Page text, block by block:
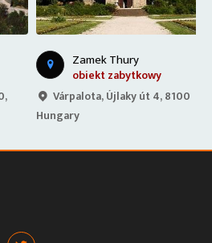
Zamek Thury
obiekt zabytkowy
Várpalota, Újlaky út 4, 8100
Hungary